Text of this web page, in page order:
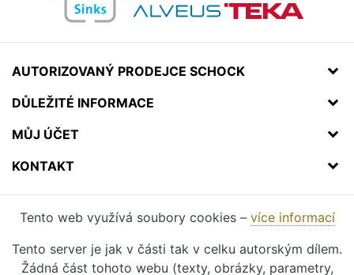
AUTORIZOVANÝ PRODEJCE SCHOCK
DŮLEŽITÉ INFORMACE
MŮJ ÚČET
KONTAKT
Tento web využívá soubory cookies – více informací
Tento server je jak v části tak v celku autorským dílem.
Žádná část tohoto webu (texty, obrázky, parametry,